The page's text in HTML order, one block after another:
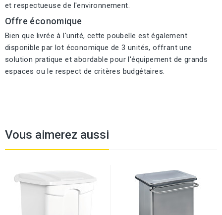
et respectueuse de l'environnement.
Offre économique
Bien que livrée à l'unité, cette poubelle est également
disponible par lot économique de 3 unités, offrant une
solution pratique et abordable pour l'équipement de grands
espaces ou le respect de critères budgétaires.
Vous aimerez aussi